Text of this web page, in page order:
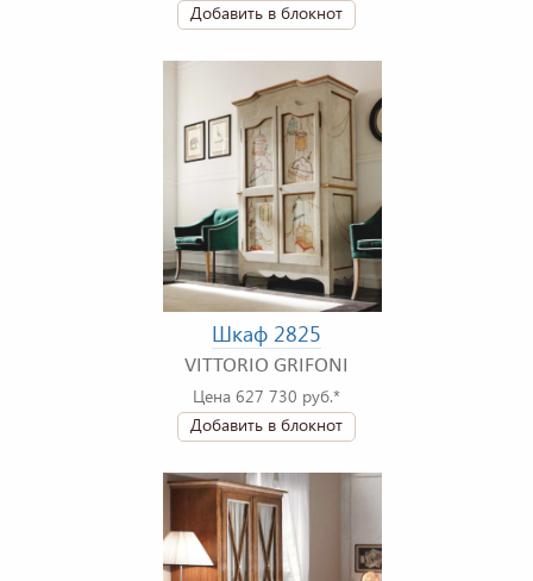
Добавить в блокнот
Шкаф 2825
VITTORIO GRIFONI
Цена 627 730 руб.*
Добавить в блокнот